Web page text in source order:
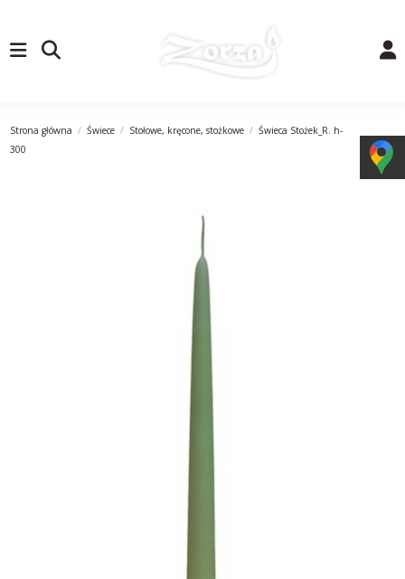
Strona główna Świece Stołowe, kręcone, stożkowe
Świeca Stożek_R. h-
300